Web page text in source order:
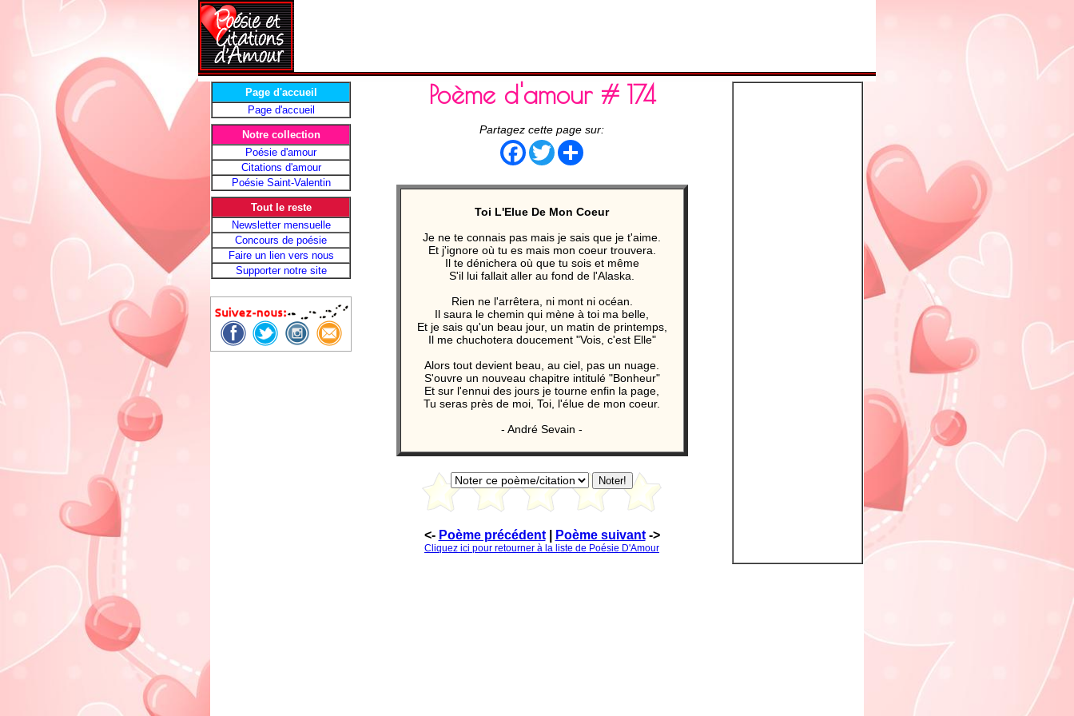
Page d'accueil
Page d'accueil
Notre collection
Poésie d'amour
Citations d'amour
Poésie Saint-Valentin
Tout le reste
Newsletter mensuelle
Concours de poésie
Faire un lien vers nous
Supporter notre site
Poème d'amour # 174
Partagez cette page sur:
FacebookTwitter
Toi L'Elue De Mon Coeur
Je ne te connais pas mais je sais que je t'aime.
Et j'ignore où tu es mais mon coeur trouvera.
Il te dénichera où que tu sois et même
S'il lui fallait aller au fond de l'Alaska.
Rien ne l'arrêtera, ni mont ni océan.
Il saura le chemin qui mène à toi ma belle,
Et je sais qu'un beau jour, un matin de printemps,
Il me chuchotera doucement "Vois, c'est Elle"
Alors tout devient beau, au ciel, pas un nuage.
S'ouvre un nouveau chapitre intitulé "Bonheur"
Et sur l'ennui des jours je tourne enfin la page,
Tu seras près de moi, Toi, l'élue de mon coeur.
- André Sevain -
<- Poème précédent| Poème suivant->
Cliquez ici pour retourner à la liste de Poésie D'Amour